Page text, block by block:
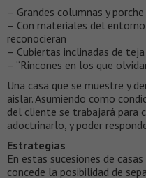
– Grandes columnas y
– Con materiales del
reconocieran
– Cubiertas inclinadas de teja
– “Rincones en los que
Una casa que se muestre y
aislar. Asumiendo como
del cliente se trabajará para
adoctrinarlo, y poder
Estrategias
En estas sucesiones de
concede la posibilidad de